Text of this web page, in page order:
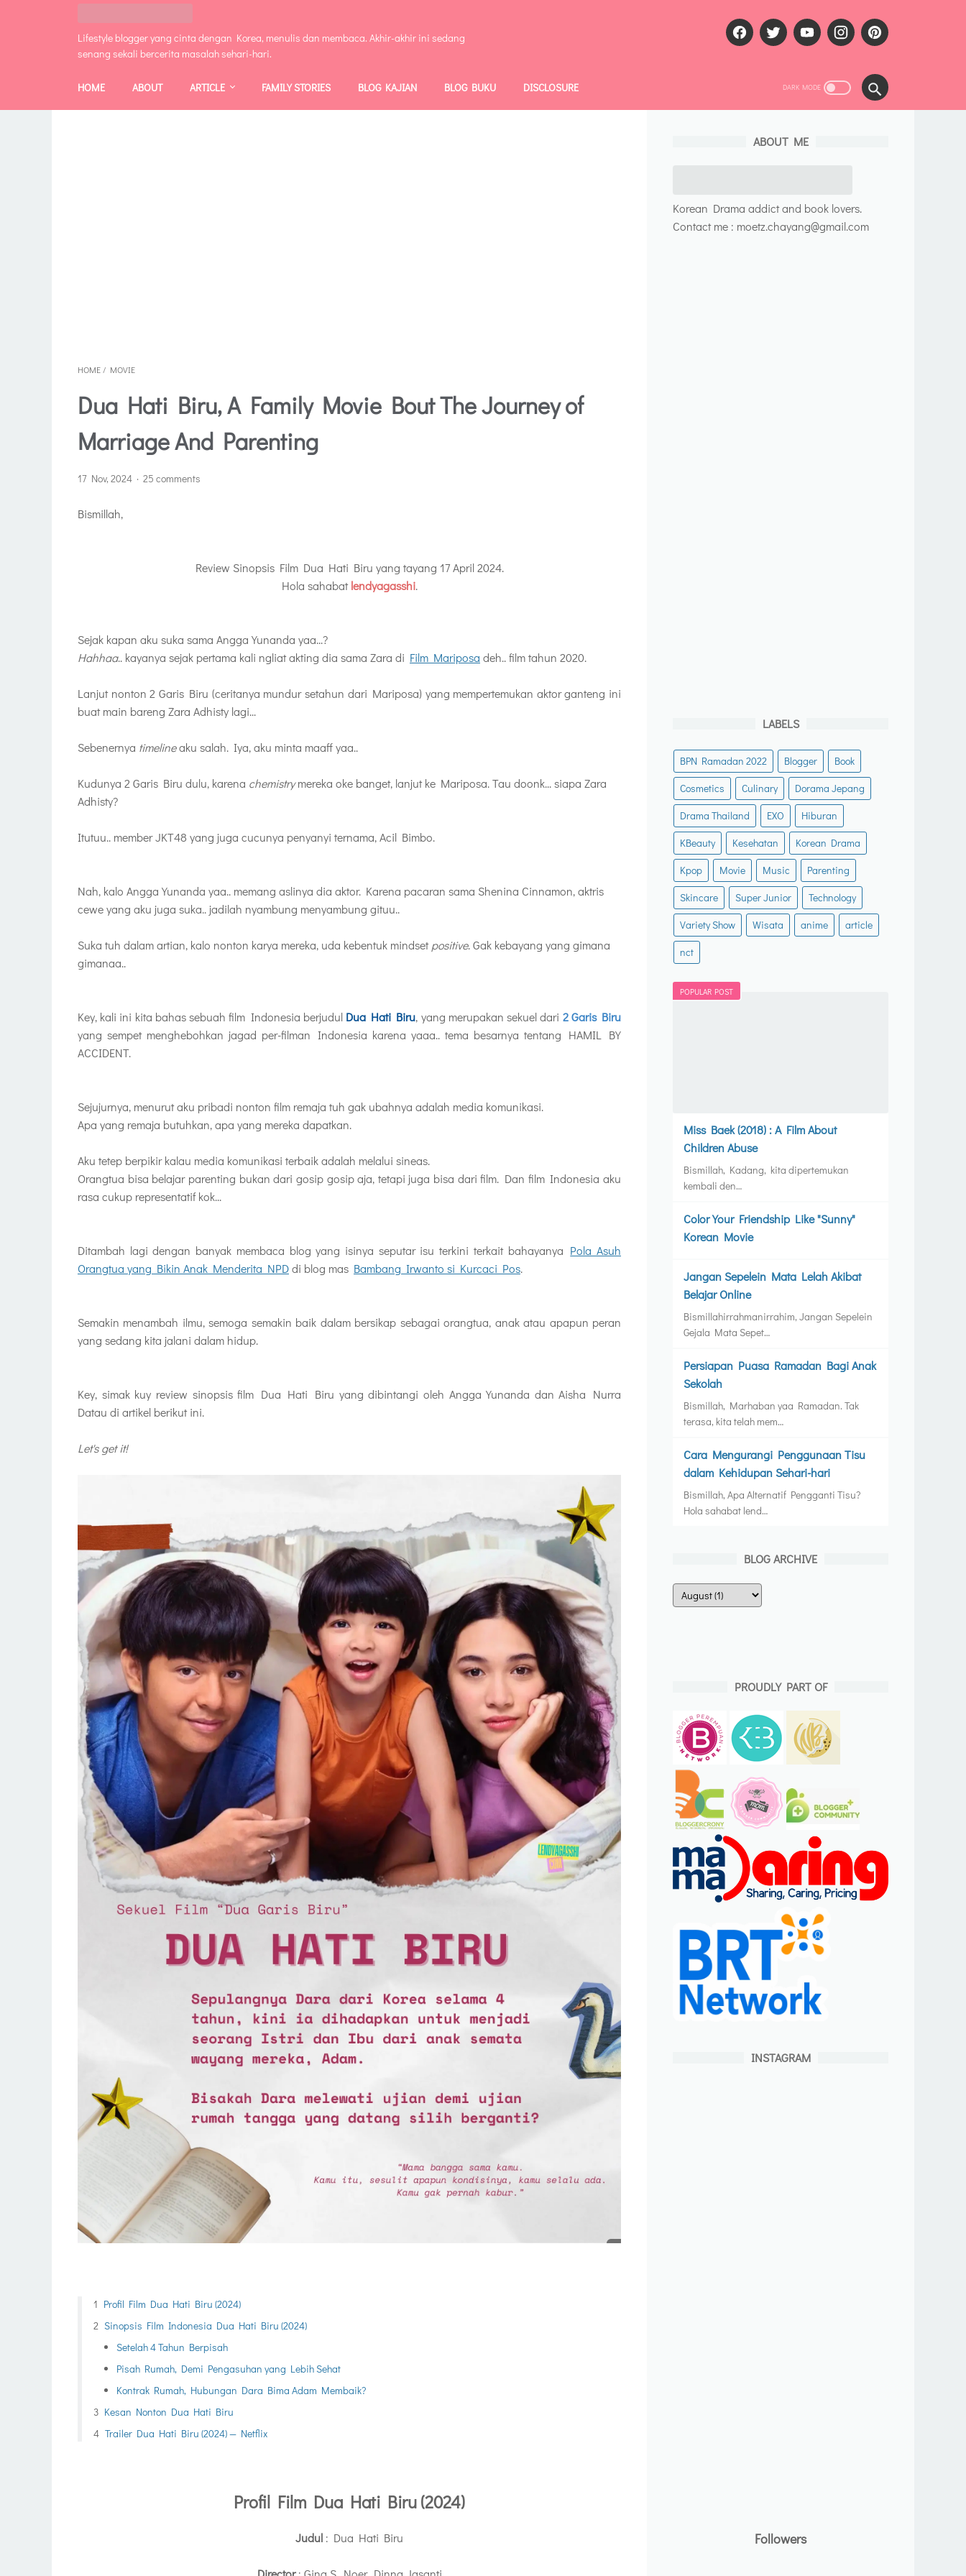
Lifestyle blogger yang cinta dengan Korea, menulis dan membaca. Akhir-akhir ini sedang
senang sekali bercerita masalah sehari-hari.
HOME ABOUT ARTICLE FAMILY STORIES BLOG KAJIAN BLOG BUKU DISCLOSURE
HOME / MOVIE
Dua Hati Biru, A Family Movie Bout The Journey of
Marriage And Parenting
17 Nov, 2024 25 comments
Bismillah,
Review Sinopsis Film Dua Hati Biru yang tayang 17 April 2024.
Hola sahabatlendyagasshi.
Sejak kapan aku suka sama Angga Yunanda yaa...?
Hahhaa.. kayanya sejak pertama kali ngliat akting dia sama Zara di Film Mariposa deh.. film tahun 2020.
Lanjut nonton 2 Garis Biru (ceritanya mundur setahun dari Mariposa) yang mempertemukan aktor ganteng ini
buat main bareng Zara Adhisty lagi...
Sebenernya timelineaku salah. Iya, aku minta maaff yaa..
Kudunya 2 Garis Biru dulu, karena chemistrymereka oke banget, lanjut ke Mariposa. Tau doonk... siapa Zara
Adhisty?
Itutuu.. member JKT48 yang juga cucunya penyanyi ternama, Acil Bimbo.
Nah, kalo Angga Yunanda yaa.. memang aslinya dia aktor. Karena pacaran sama Shenina Cinnamon, aktris
cewe yang aku juga suka.. jadilah nyambung menyambung gituu..
Suka tuh dalam artian, kalo nonton karya mereka, uda kebentuk mindsetpositive. Gak kebayang yang gimana
gimanaa..
Key, kali ini kita bahas sebuah film Indonesia berjudul Dua Hati Biru, yang merupakan sekuel dari 2 Garis Biru
yang sempet menghebohkan jagad per-filman Indonesia karena yaaa.. tema besarnya tentang HAMIL BY
ACCIDENT.
Sejujurnya, menurut aku pribadi nonton film remaja tuh gak ubahnya adalah media komunikasi.
Apa yang remaja butuhkan, apa yang mereka dapatkan.
Aku tetep berpikir kalau media komunikasi terbaik adalah melalui sineas.
Orangtua bisa belajar parenting bukan dari gosip gosip aja, tetapi juga bisa dari film. Dan film Indonesia aku
rasa cukup representatif kok...
Ditambah lagi dengan banyak membaca blog yang isinya seputar isu terkini terkait bahayanya Pola Asuh
Orangtua yang Bikin Anak Menderita NPDdi blog mas Bambang Irwanto si Kurcaci Pos.
Semakin menambah ilmu, semoga semakin baik dalam bersikap sebagai orangtua, anak atau apapun peran
yang sedang kita jalani dalam hidup.
Key, simak kuy review sinopsis film Dua Hati Biru yang dibintangi oleh Angga Yunanda dan Aisha Nurra
Datau di artikel berikut ini.
Let's get it!
Profil Film Dua Hati Biru (2024)
Sinopsis Film Indonesia Dua Hati Biru (2024)
Setelah 4 Tahun Berpisah
Pisah Rumah, Demi Pengasuhan yang Lebih Sehat
Kontrak Rumah, Hubungan Dara Bima Adam Membaik?
Kesan Nonton Dua Hati Biru
Trailer Dua Hati Biru (2024) — Netflix
Profil Film Dua Hati Biru(2024)
Judul : Dua Hati Biru
ABOUT ME
Korean Drama addict and book lovers.
Contact me : moetz.chayang@gmail.com
LABELS
BPN Ramadan 2022 Blogger
Book
Cosmetics
Culinary
Dorama Jepang
Drama Thailand
EXO
Hiburan
KBeauty
Kesehatan
Korean Drama
Kpop
Movie Music
Parenting
Skincare
Super Junior
Technology
Variety Show
Wisata anime
article
nct
POPULAR POST
Miss Baek (2018) : A Film About
Children Abuse
Bismillah, Kadang, kita dipertemukan
kembali den…
Color Your Friendship Like "Sunny"
Korean Movie
Jangan Sepelein Mata Lelah Akibat
Belajar Online
Bismillahirrahmanirrahim, Jangan Sepelein
Gejala Mata Sepet…
Persiapan Puasa Ramadan Bagi Anak
Sekolah
Bismillah, Marhaban yaa Ramadan. Tak
terasa, kita telah mem…
Cara Mengurangi Penggunaan Tisu
dalam Kehidupan Sehari-hari
Bismillah, Apa Alternatif Pengganti Tisu?
Hola sahabat lend…
BLOG ARCHIVE
PROUDLY PART OF
INSTAGRAM
Followers